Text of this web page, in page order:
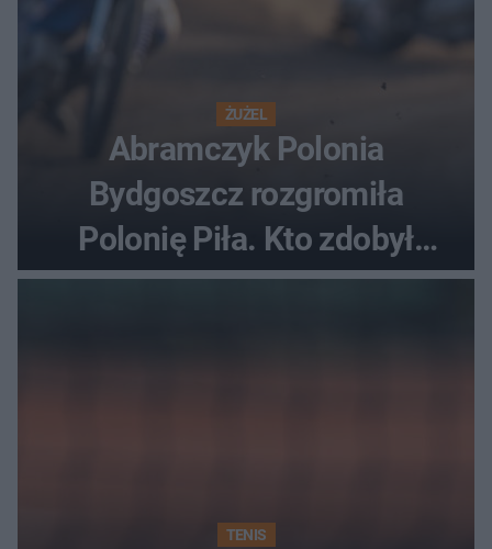
ŻUŻEL
Abramczyk Polonia
Bydgoszcz rozgromiła
Polonię Piła. Kto zdobył
najwięcej punktów?
TENIS